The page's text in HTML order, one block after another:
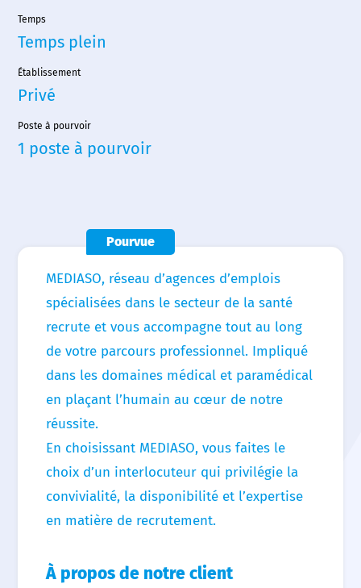
Nos agences
Nos actualités
Nos offres d’emploi
Contact
Temps
Temps plein
Établissement
Privé
Poste à pourvoir
1 poste à pourvoir
Pourvue
MEDIASO, réseau d’agences d’emplois
spécialisées dans le secteur de la santé
recrute et vous accompagne tout au long
de votre parcours professionnel. Impliqué
dans les domaines médical et paramédical
en plaçant l’humain au cœur de notre
réussite.
En choisissant MEDIASO, vous faites le
choix d’un interlocuteur qui privilégie la
convivialité, la disponibilité et l’expertise
en matière de recrutement.
À propos de notre client